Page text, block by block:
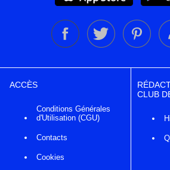
ACCÈS
Conditions Générales
d'Utilisation (CGU)
Contacts
Cookies
CLUB